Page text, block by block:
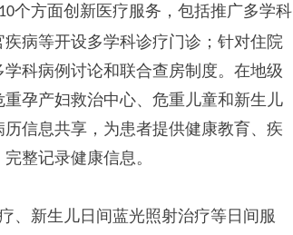
10个方面创新医疗服务，包括推广多学科
病等开设多学科诊疗门诊；针对住院
科病例讨论和联合查房制度。在地级
孕产妇救治中心、危重儿童和新生儿
信息共享，为患者提供健康教育、疾
整记录健康信息。
、新生儿日间蓝光照射治疗等日间服